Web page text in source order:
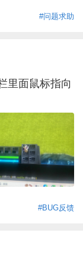
#问题求助
里面鼠标指向
#BUG反馈